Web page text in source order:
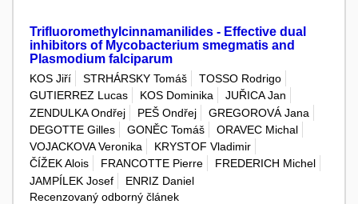
Trifluoromethylcinnamanilides - Effective dual
inhibitors of Mycobacterium smegmatis and
Plasmodium falciparum
KOS Jiří STRHÁRSKY Tomáš
TOSSO Rodrigo
GUTIERREZ Lucas
KOS Dominika
JUŘICA Jan
ZENDULKA Ondřej
PEŠ Ondřej
GREGOROVÁ Jana
DEGOTTE Gilles
GONĚC Tomáš
ORAVEC Michal
VOJACKOVA Veronika
KRYSTOF Vladimir
ČÍŽEK Alois
FRANCOTTE Pierre
FREDERICH Michel
JAMPÍLEK Josef
ENRIZ Daniel
Recenzovaný odborný článek